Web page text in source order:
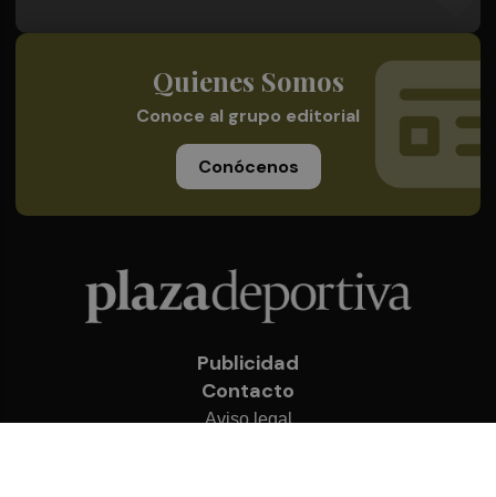
Quienes Somos
Conoce al grupo editorial
Conócenos
Publicidad
Contacto
Aviso legal